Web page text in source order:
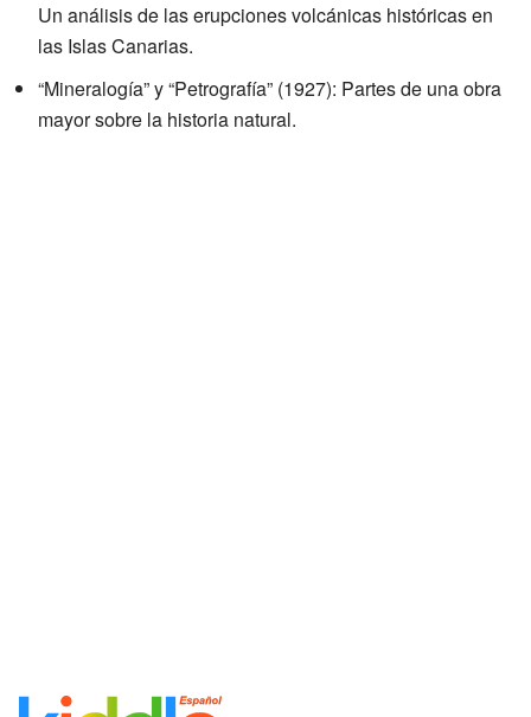
Un análisis de las erupciones volcánicas históricas en
las Islas Canarias.
“Mineralogía” y “Petrografía” (1927): Partes de una obra
mayor sobre la historia natural.